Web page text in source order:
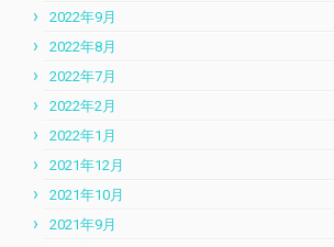
2022年9月
2022年8月
2022年7月
2022年2月
2022年1月
2021年12月
2021年10月
2021年9月